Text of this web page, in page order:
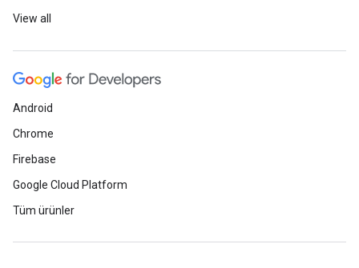
View all
Android
Chrome
Firebase
Google Cloud Platform
Tüm ürünler